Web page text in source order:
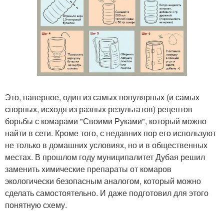
Это, наверное, один из самых популярных (и самых
спорных, исходя из разных результатов) рецептов
борьбы с комарами "Своими Руками", который можно
найти в сети. Кроме того, с недавних пор его используют
не только в домашних условиях, но и в общественных
местах. В прошлом году муниципалитет Дубая решил
заменить химические препараты от комаров
экологически безопасным аналогом, который можно
сделать самостоятельно. И даже подготовил для этого
понятную схему.